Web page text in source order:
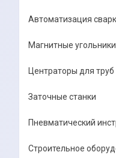
Автоматизация
Магнитные
Центраторы для труб
Заточные станки
Пневматический
Строительное